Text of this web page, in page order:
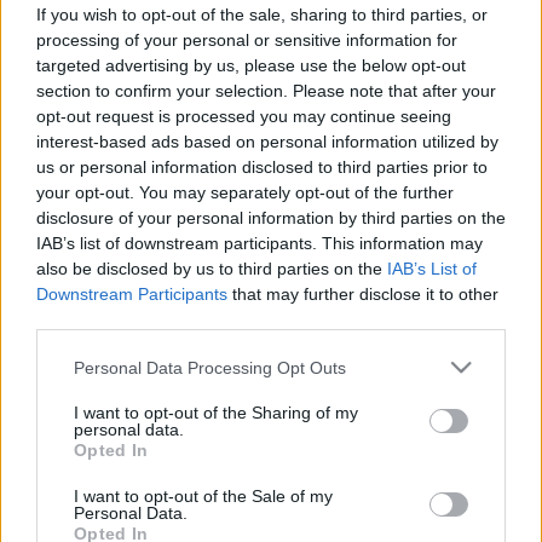
If you wish to opt-out of the sale, sharing to third parties, or
processing of your personal or sensitive information for
targeted advertising by us, please use the below opt-out
section to confirm your selection. Please note that after your
opt-out request is processed you may continue seeing
interest-based ads based on personal information utilized by
us or personal information disclosed to third parties prior to
your opt-out. You may separately opt-out of the further
disclosure of your personal information by third parties on the
IAB’s list of downstream participants. This information may
also be disclosed by us to third parties on the IAB’s List of
Downstream Participants that may further disclose it to other
Please note that this website/app uses one or more Google
not limited to your visit or usage behaviour. You may click to
grant or deny consent to Google and its third-party tags to
use your data for below specified purposes in below Google
consent section.
Personal Data Processing Opt Outs
I want to opt-out of the Sharing of my
personal data.
Opted In
I want to opt-out of the Sale of my
Personal Data.
Opted In